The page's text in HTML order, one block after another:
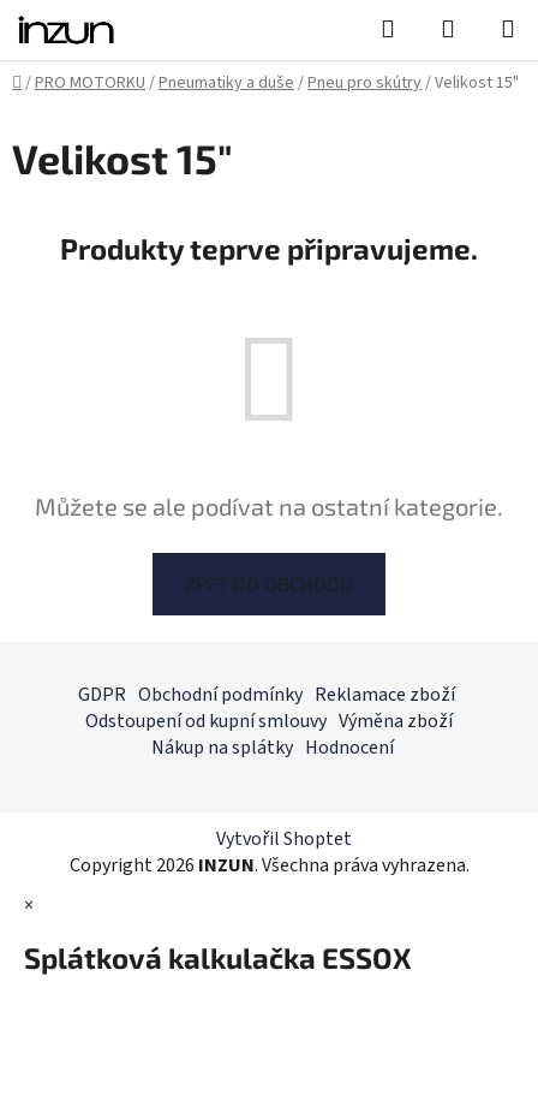
Přejít
obsah
Hledat
KOŠÍK
Domů
/PRO MOTORKU/Pneumatiky a duše/Pneu pro skútry/Velikost 15"
Velikost 15"
Produkty teprve připravujeme.
Můžete se ale podívat na ostatní kategorie.
ZPĚT DO OBCHODU
GDPR Obchodní podmínky Reklamace zboží
Odstoupení od kupní smlouvy Výměna zboží
Nákup na splátky Hodnocení
Vytvořil Shoptet
Copyright 2026 INZUN. Všechna práva vyhrazena.
×
Splátková kalkulačka ESSOX